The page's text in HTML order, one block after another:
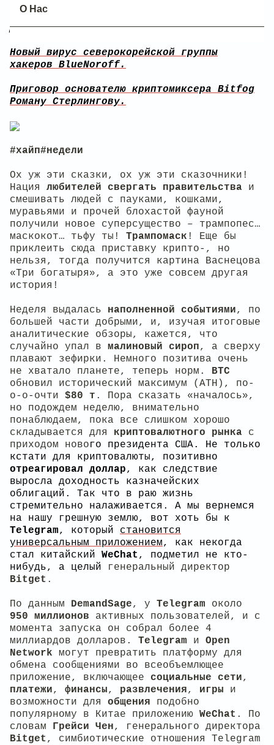
О Нас
Оплата налогов криптовалютой доступна в
Детройте.
Новый вирус северокорейской группы
хакеров BlueNoroff.
Приговор основателю криптомиксера Bitfog
Роману Стерлингову.
#хайп#недели
Ох уж эти сказки, ох уж эти сказочники!
Нация любителей свергать правительства и
смешивать людей с пауками, кошками,
муравьями и прочей блохастой фауной
получили новое суперсущество – трампопес…
маскокот… тьфу ты! Трампомаск ! Еще бы
приклеить сюда приставку крипто-, но
нельзя, тогда получится картина Васнецова
«Три богатыря», а это уже совсем другая
история!
Неделя выдалась наполненной событиями, по
большей части добрыми, и, изучая итоговые
аналитические обзоры, кажется, что
случайно упал в малиновый сироп, а сверху
плавают зефирки. Немного позитива очень
не хватало планете, теперь норм. BTC
обновил исторический максимум (ATH), по-
о-о-очти $80 т . Пора сказать «началось»,
но подождем неделю, внимательно
понаблюдаем, пока все слишком хорошо
складывается для криптовалютного рынка с
приходом нового президента США. Не только
кстати для криптовалюты, позитивно
отреагировал доллар, как следствие
выросла доходность казначейских
облигаций. Так что в раю жизнь
стремительно налаживается. А мы вернемся
на нашу грешную землю, вот хоть бы к
Telegram, который становится
универсальным приложением, как некогда
стал китайский WeChat , подметил не кто-
нибудь, а целый генеральный директор
Bitget .
По данным DemandSage, у Telegram около
950 миллионов активных пользователей, и с
момента запуска он собрал более 4
миллиардов долларов. Telegram и Open
Network могут превратить платформу для
обмена сообщениями во всеобъемлющее
приложение, включающее социальные сети,
платежи, финансы, развлечения, игры и
возможности для общения подобно
популярному в Китае приложению WeChat . По
словам Грейси Чен, генерального директора
Bitget , симбиотические отношения Telegram